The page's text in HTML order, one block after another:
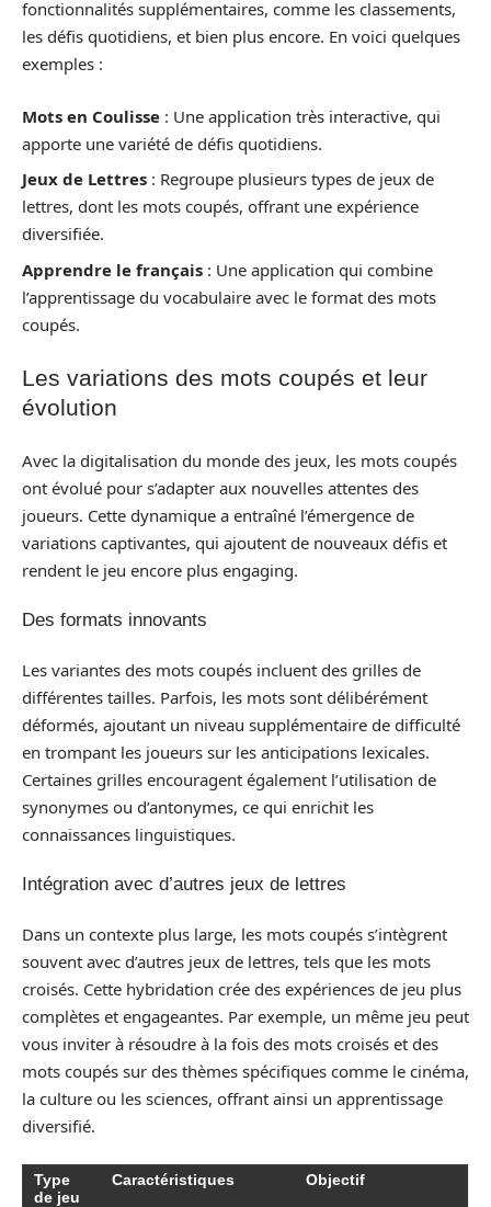
fonctionnalités supplémentaires, comme les classements,
les défis quotidiens, et bien plus encore. En voici quelques
exemples :
Mots en Coulisse : Une application très interactive, qui
apporte une variété de défis quotidiens.
Jeux de Lettres : Regroupe plusieurs types de jeux de
lettres, dont les mots coupés, offrant une expérience
diversifiée.
Apprendre le français : Une application qui combine
l’apprentissage du vocabulaire avec le format des mots
coupés.
Les variations des mots coupés et leur
évolution
Avec la digitalisation du monde des jeux, les mots coupés
ont évolué pour s’adapter aux nouvelles attentes des
joueurs. Cette dynamique a entraîné l’émergence de
variations captivantes, qui ajoutent de nouveaux défis et
rendent le jeu encore plus engaging.
Des formats innovants
Les variantes des mots coupés incluent des grilles de
différentes tailles. Parfois, les mots sont délibérément
déformés, ajoutant un niveau supplémentaire de difficulté
en trompant les joueurs sur les anticipations lexicales.
Certaines grilles encouragent également l’utilisation de
synonymes ou d’antonymes, ce qui enrichit les
connaissances linguistiques.
Intégration avec d’autres jeux de lettres
Dans un contexte plus large, les mots coupés s’intègrent
souvent avec d’autres jeux de lettres, tels que les mots
croisés. Cette hybridation crée des expériences de jeu plus
complètes et engageantes. Par exemple, un même jeu peut
vous inviter à résoudre à la fois des mots croisés et des
mots coupés sur des thèmes spécifiques comme le cinéma,
la culture ou les sciences, offrant ainsi un apprentissage
diversifié.
Type
de jeu
Caractéristiques Objectif